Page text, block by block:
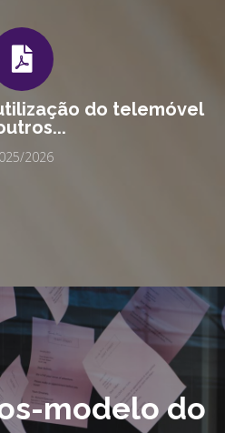
do telemóvel
2026
modelo do